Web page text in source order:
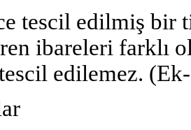
tescil edilmiş bir
ibareleri farklı
edilemez.